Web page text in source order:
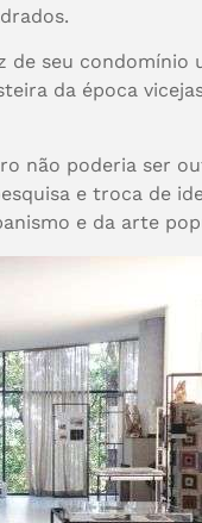
de seu
da época
não poderia ser
e troca de
e da arte